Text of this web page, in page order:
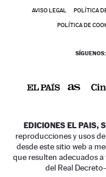
AVISO LEGAL POLÍTICA
POLÍTICA DE
SÍGUENOS:
EDICIONES EL PAIS,
reproducciones y usos
desde este sitio web a
que resulten adecuados
del Real